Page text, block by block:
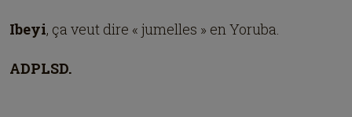
Ibeyi, ça veut dire « jumelles » en Yoruba.
ADPLSD.